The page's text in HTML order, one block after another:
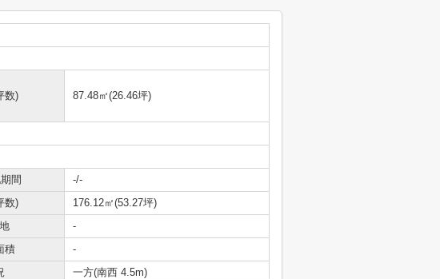
数) 87.48㎡(26.46坪)
間
-/-
数)
176.12㎡(53.27坪)
-
積
-
一方(南西 4.5m)